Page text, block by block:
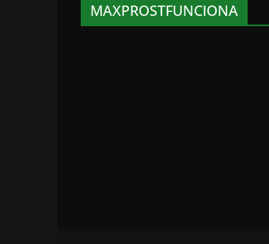
MAXPROSTFUNCIONA